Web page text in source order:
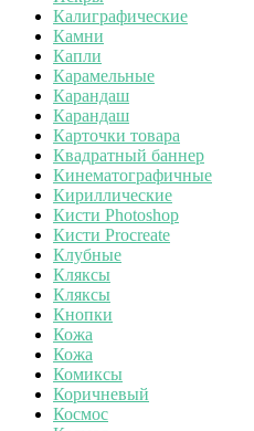
Калиграфические
Камни
Капли
Карамельные
Карандаш
Карандаш
Карточки товара
Квадратный баннер
Кинематографичные
Кириллические
Кисти Photoshop
Кисти Procreate
Клубные
Кляксы
Кляксы
Кнопки
Кожа
Кожа
Комиксы
Коричневый
Космос